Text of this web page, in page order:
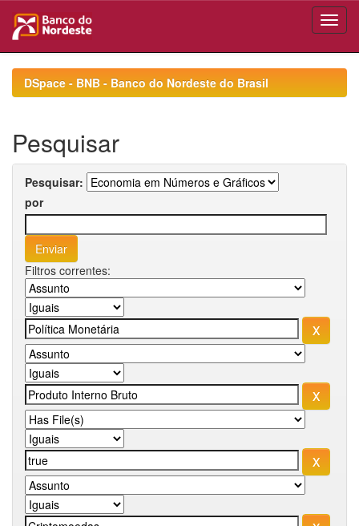
navigationDSpace - BNB - Banco do Nordeste do Brasil
Pesquisar
Pesquisar:
por
Filtros correntes: